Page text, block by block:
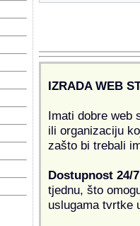
IZRADA WEB
Imati dobre web
ili organizaciju
zašto bi trebali
Dostupnost 24/7
tjednu, što
uslugama tvrtke